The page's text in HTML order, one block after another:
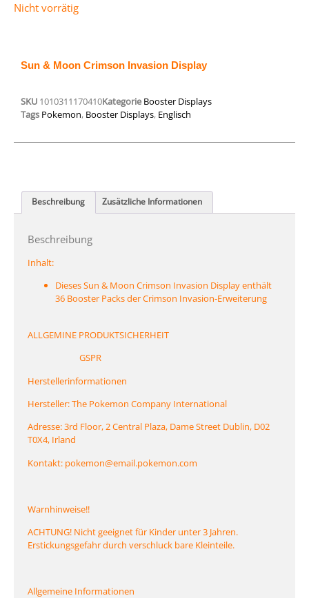
Nicht vorrätig
Sun & Moon Crimson Invasion Display
SKU 1010311170410Kategorie Booster Displays
Tags Pokemon, Booster Displays, Englisch
Beschreibung Zusätzliche Informationen
Beschreibung
Inhalt:
Dieses Sun & Moon Crimson Invasion Display enthält
36 Booster Packs der Crimson Invasion-Erweiterung
ALLGEMINE PRODUKTSICHERHEIT
GSPR
Herstellerinformationen
Hersteller: The Pokemon Company International
Adresse: 3rd Floor, 2 Central Plaza, Dame Street Dublin, D02
T0X4, Irland
Kontakt: pokemon@email.pokemon.com
Warnhinweise!!
ACHTUNG! Nicht geeignet für Kinder unter 3 Jahren.
Erstickungsgefahr durch verschluck bare Kleinteile.
Allgemeine Informationen